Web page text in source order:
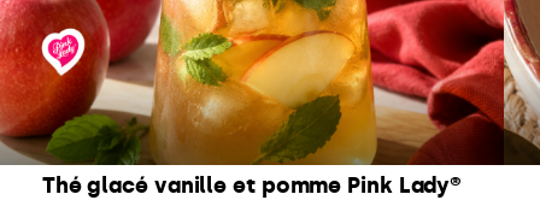
Thé glacé vanille et pomme Pink Lady®